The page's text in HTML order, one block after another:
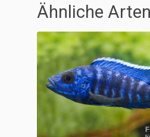
Ähnliche